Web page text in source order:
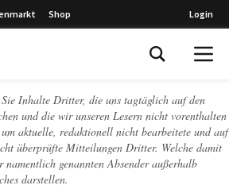
Shop Login
Inhalte Dritter, die uns tagtäglich auf den
und die wir unseren Lesern nicht vorenthalten
aktuelle, redaktionell nicht bearbeitete und auf
überprüfte Mitteilungen Dritter. Welche damit
namentlich genannten Absender außerhalb
darstellen.